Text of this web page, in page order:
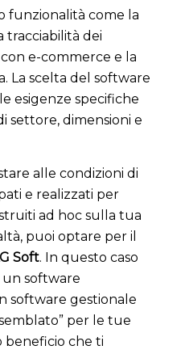
funzionalità come la
tracciabilità dei
e-commerce e la
La scelta del software
esigenze specifiche
settore, dimensioni e
alle condizioni di
e realizzati per
ad hoc sulla tua
puoi optare per il
Soft. In questo caso
un software
software gestionale
per le tue
beneficio che ti